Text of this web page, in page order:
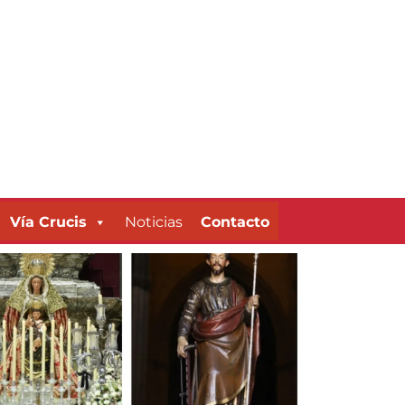
Vía Crucis Noticias Contacto